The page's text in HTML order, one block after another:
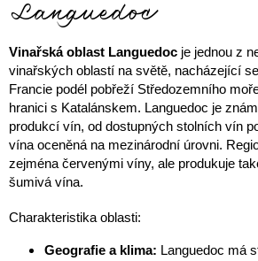
Languedoc
Vinařská oblast Languedoc je jednou z
vinařských oblastí na světě, nacházející
Francie podél pobřeží Středozemního
hranici s Katalánskem. Languedoc je
produkcí vín, od dostupných stolních vín
vína oceněná na mezinárodní úrovni.
zejména červenými víny, ale produkuje
šumivá vína.
Charakteristika oblasti:
Geografie a klima: Languedoc má